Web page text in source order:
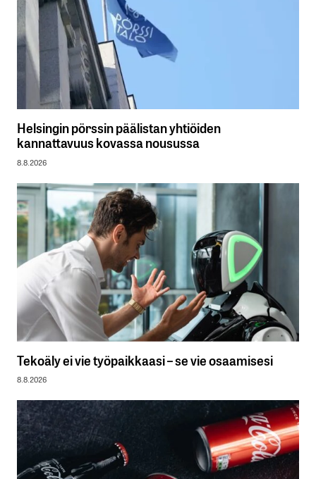
Helsingin pörssin päälistan yhtiöiden
kannattavuus kovassa nousussa
8.8.2026
Tekoäly ei vie työpaikkaasi – se vie osaamisesi
8.8.2026